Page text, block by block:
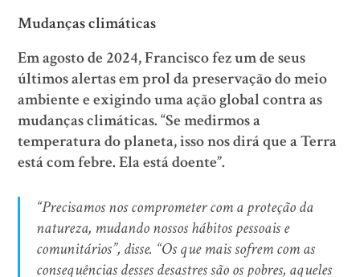
Mudanças climáticas
Em agosto de 2024, Francisco fez um de seus
últimos alertas em prol da preservação do meio
ambiente e exigindo uma ação global contra as
mudanças climáticas. “Se medirmos a
temperatura do planeta, isso nos dirá que a Terra
está com febre. Ela está doente”.
“Precisamos nos comprometer com a proteção da
natureza, mudando nossos hábitos pessoais e
comunitários”, disse. “Os que mais sofrem com as
consequências desses desastres são os pobres, aqueles